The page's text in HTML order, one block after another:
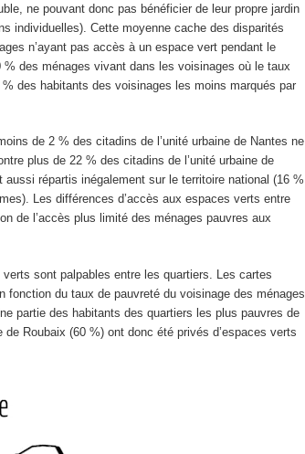
ne pouvant donc pas bénéficier de leur propre jardin
individuelles). Cette moyenne cache des disparités
n’ayant pas accès à un espace vert pendant le
des ménages vivant dans les voisinages où le taux
des habitants des voisinages les moins marqués par
de 2 % des citadins de l’unité urbaine de Nantes ne
plus de 22 % des citadins de l’unité urbaine de
répartis inégalement sur le territoire national (16 %
Les différences d’accès aux espaces verts entre
de l’accès plus limité des ménages pauvres aux
sont palpables entre les quartiers. Les cartes
fonction du taux de pauvreté du voisinage des ménages
partie des habitants des quartiers les plus pauvres de
Roubaix (60 %) ont donc été privés d’espaces verts